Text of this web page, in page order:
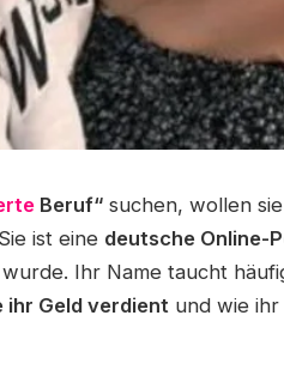
Beruf“ suchen, wollen
ist eine deutsche Online-
Ihr Name taucht
ihr Geld verdient und wie